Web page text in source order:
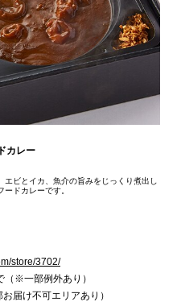
カレー
エビとイカ、魚介の旨みをじっくり煮出し
ドカレーです。
store/3702/
（※一部例外あり）
届け不可エリアあり）